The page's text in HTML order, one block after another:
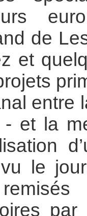
de
et
entre
- et la
le